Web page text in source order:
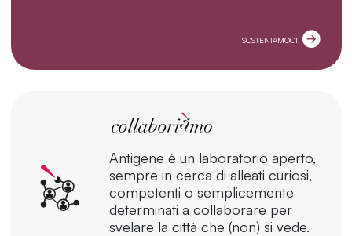
SOSTENIAMOCI
Antigene è un laboratorio aperto,
sempre in cerca di alleati curiosi,
competenti o semplicemente
determinati a collaborare per
svelare la città che (non) si vede.